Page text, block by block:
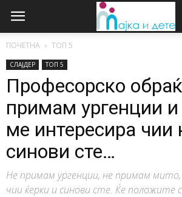
ПОЧЕТНА ТОП 5
СЛАЈДЕР ТОП 5
Професорско
примам ургенции
ме интересира чии
синови сте…
Не примам ургенции, не примам
чии ќерки и синови сте. Ќе положите